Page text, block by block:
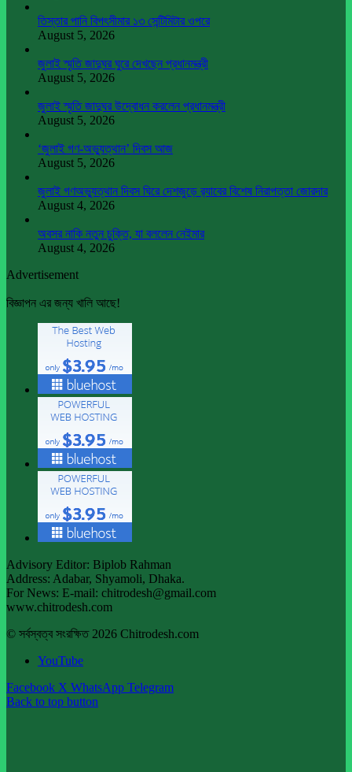
তিস্তার পানি বিপৎসীমার ১৩ সেন্টিমিটার ওপরে
August 5, 2026
জুলাই স্মৃতি জাদুঘর ঘুরে দেখছেন প্রধানমন্ত্রী
August 5, 2026
জুলাই স্মৃতি জাদুঘর উদ্বোধন করলেন প্রধানমন্ত্রী
August 5, 2026
‘জুলাই গণ-অভ্যুত্থান’ দিবস আজ
August 5, 2026
জুলাই গণঅভ্যুত্থান দিবস ঘিরে দেশজুড়ে র‌্যাবের বিশেষ নিরাপত্তা জোরদার
August 4, 2026
অবসর নাকি নতুন চুক্তি, যা বললেন নেইমার
August 4, 2026
Advertisement
বিজ্ঞাপন এর জন্য খালি আছে!
Advisory Editor: Biplob Rahman
Address: Adabar, Shyamoli, Dhaka.
For News: E-mail: chitrodesh@gmail.com
www.chitrodesh.com
© সর্বস্বত্ব সংরক্ষিত 2026 Chitrodesh.com
YouTube
Facebook X WhatsApp Telegram
Back to top button